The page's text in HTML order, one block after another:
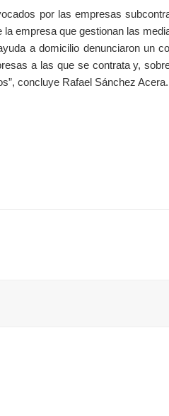
por las empresas
empresa que gestionan las
a domicilio denunciaron un
a las que se contrata y,
concluye Rafael Sánchez Acera.